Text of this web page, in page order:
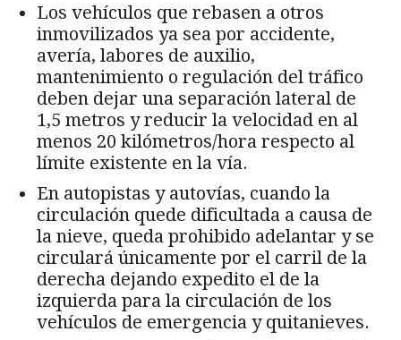
Los vehículos que rebasen a otros
inmovilizados ya sea por accidente,
avería, labores de auxilio,
mantenimiento o regulación del tráfico
deben dejar una separación lateral de
1,5 metros y reducir la velocidad en al
menos 20 kilómetros/hora respecto al
límite existente en la vía.
En autopistas y autovías, cuando la
circulación quede dificultada a causa de
la nieve, queda prohibido adelantar y se
circulará únicamente por el carril de la
derecha dejando expedito el de la
izquierda para la circulación de los
vehículos de emergencia y quitanieves.